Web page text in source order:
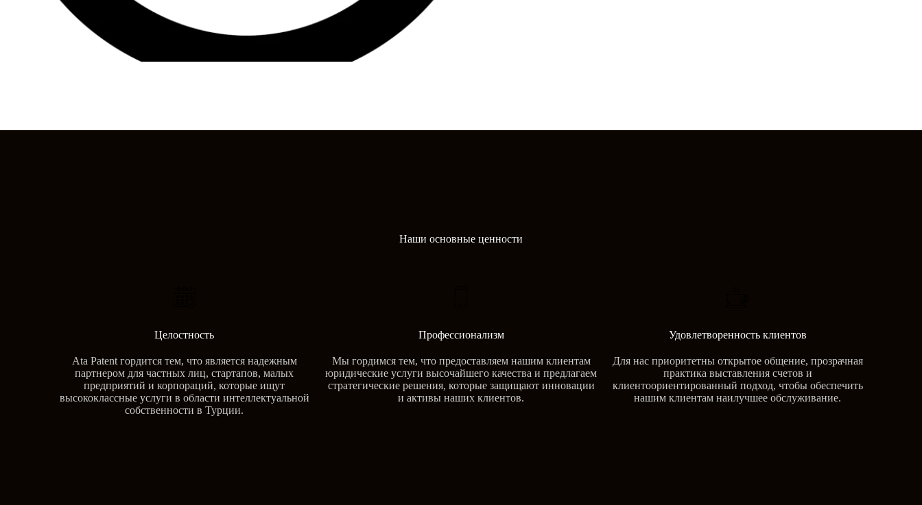
Наши основные ценности
Целостность
Ata Patent гордится тем, что является надежным
партнером для частных лиц, стартапов, малых
предприятий и корпораций, которые ищут
высококлассные услуги в области интеллектуальной
собственности в Турции.
Профессионализм
Мы гордимся тем, что предоставляем нашим клиентам
юридические услуги высочайшего качества и предлагаем
стратегические решения, которые защищают инновации
и активы наших клиентов.
Удовлетворенность клиентов
Для нас приоритетны открытое общение, прозрачная
практика выставления счетов и
клиентоориентированный подход, чтобы обеспечить
нашим клиентам наилучшее обслуживание.